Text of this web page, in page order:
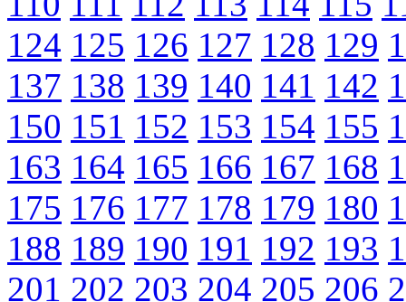
124 125 126 127 128 129
137 138 139 140 141 142
150 151 152 153 154 155
163 164 165 166 167 168
175 176 177 178 179 180
188 189 190 191 192 193
201 202 203 204 205 206